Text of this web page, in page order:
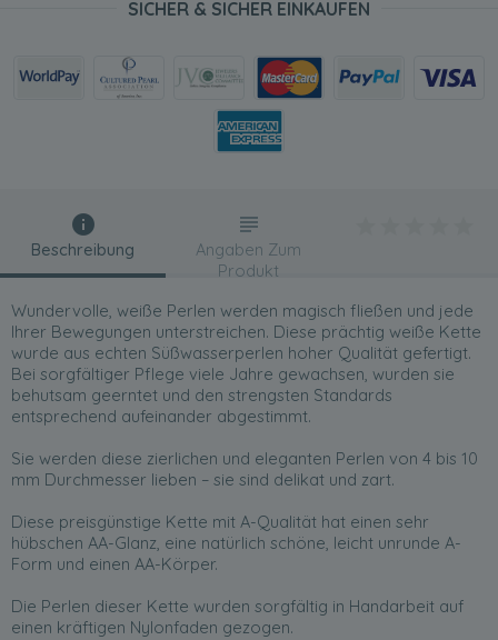
SICHER & SICHER EINKAUFEN
Beschreibung
Wundervolle, weiße Perlen werden magisch fließen und jede
Ihrer Bewegungen unterstreichen. Diese prächtig weiße Kette
wurde aus echten Süßwasserperlen hoher Qualität gefertigt.
Bei sorgfältiger Pflege viele Jahre gewachsen, wurden sie
behutsam geerntet und den strengsten Standards
entsprechend aufeinander abgestimmt.
Sie werden diese zierlichen und eleganten Perlen von 4 bis 10
mm Durchmesser lieben – sie sind delikat und zart.
Diese preisgünstige Kette mit A-Qualität hat einen sehr
hübschen AA-Glanz, eine natürlich schöne, leicht unrunde A-
Form und einen AA-Körper.
Die Perlen dieser Kette wurden sorgfältig in Handarbeit auf
einen kräftigen Nylonfaden gezogen.
Angaben Zum
Produkt